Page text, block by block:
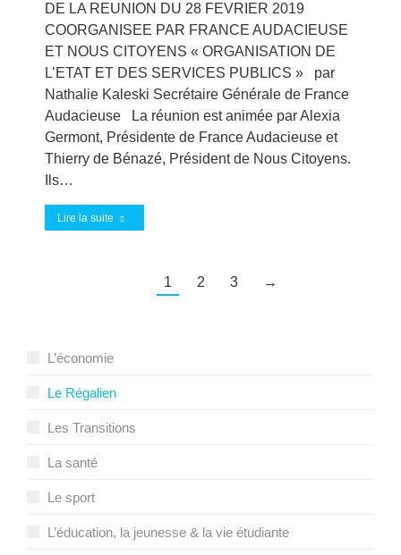
DE LA REUNION DU 28 FEVRIER 2019
COORGANISEE PAR FRANCE AUDACIEUSE
ET NOUS CITOYENS « ORGANISATION DE
L’ETAT ET DES SERVICES PUBLICS » par
Nathalie Kaleski Secrétaire Générale de France
Audacieuse La réunion est animée par Alexia
Germont, Présidente de France Audacieuse et
Thierry de Bénazé, Président de Nous Citoyens.
Ils…
Lire la suite
1 2 3 →
L’économie
Le Régalien
Les Transitions
La santé
Le sport
L’éducation, la jeunesse & la vie étudiante